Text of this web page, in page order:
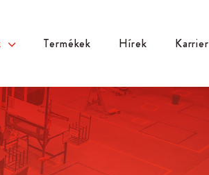
Termékek Hírek Karrier